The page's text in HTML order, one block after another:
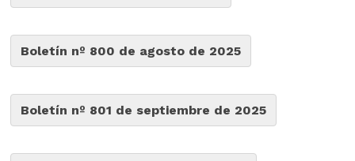
Boletín nº 800 de agosto de 2025
Boletín nº 801 de septiembre de 2025